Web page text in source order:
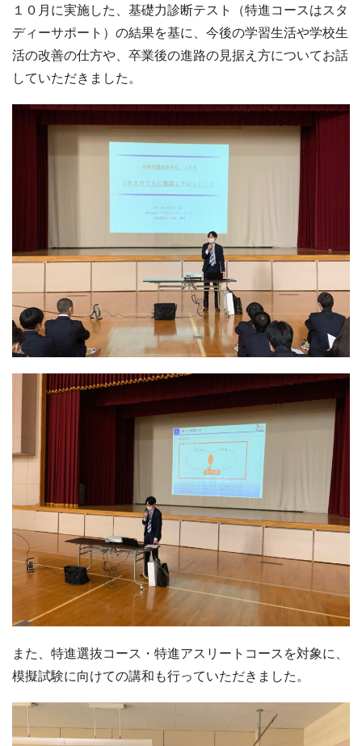
１０月に実施した、基礎力診断テスト（特進コースはスタ
ディーサポート）の結果を基に、今後の学習生活や学校生
活の改善の仕方や、卒業後の進路の見据え方についてお話
していただきました。
また、特進選抜コース・特進アスリートコースを対象に、
模擬試験に向けての講和も行っていただきました。